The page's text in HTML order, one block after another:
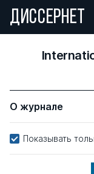
ДИССЕРНЕТ
О журнале
Показывать